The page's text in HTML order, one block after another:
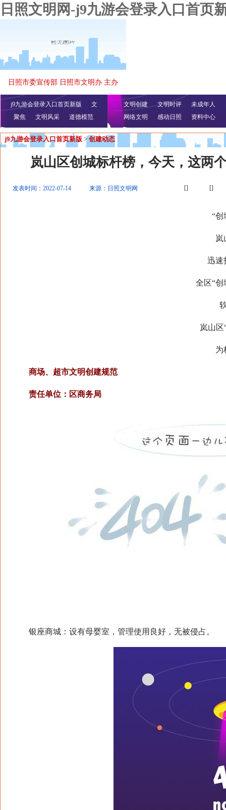
日照文明网-j9九游会登录入口首页
日照市委宣传部 日照市文明办 主办
j9九游会登录入口首页新版
文
明播报
公益视频
聚焦 文明风采 道德模范
文明创建 文明时评
未成年人
网络文明
感动日照 资料中心
j9九游会登录入口首页新版 > 创建动态
岚山区创城标杆榜，今天，这两
发表时间：2022-07-14 来源：日照文明网 [] []
“创城
岚山
迅速投
全区“创
软
岚山区“
为
商场、超市文明创建规范
责任单位：区商务局
银座商城：设有母婴室，管理使用良好，无被侵占。